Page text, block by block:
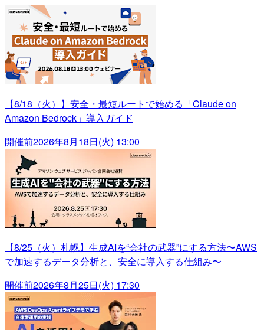
【8/18（火）】安全・最短ルートで始める「Claude on
Amazon Bedrock」導入ガイド
開催前2026年8月18日(火) 13:00
【8/25（火）札幌】生成AIを“会社の武器”にする方法〜AWS
で加速するデータ分析と、安全に導入する仕組み〜
開催前2026年8月25日(火) 17:30